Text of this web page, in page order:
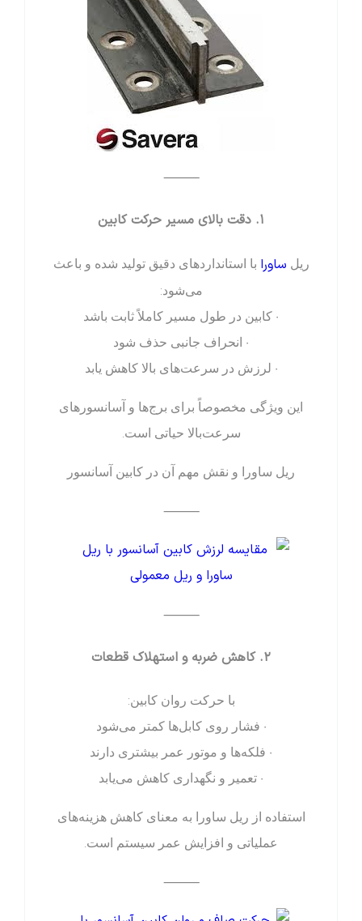
⸻
۱. دقت بالای مسیر حرکت کابین
ریل ساورا با استانداردهای دقیق تولید شده و باعث
می‌شود:
• کابین در طول مسیر کاملاً ثابت باشد
• انحراف جانبی حذف شود
• لرزش در سرعت‌های بالا کاهش یابد
این ویژگی مخصوصاً برای برج‌ها و آسانسورهای
سرعت‌بالا حیاتی است.
ریل ساورا و نقش مهم آن در کابین آسانسور
⸻
⸻
۲. کاهش ضربه و استهلاک قطعات
با حرکت روان کابین:
• فشار روی کابل‌ها کمتر می‌شود
• فلکه‌ها و موتور عمر بیشتری دارند
• تعمیر و نگهداری کاهش می‌یابد
استفاده از ریل ساورا به معنای کاهش هزینه‌های
عملیاتی و افزایش عمر سیستم است.
⸻